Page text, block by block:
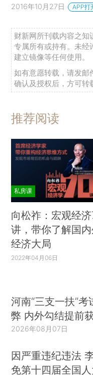
2016年10月27日 APP打
财新网所刊载内容之知
专属所有或持有。未经
建立镜像等任何使用。
如有意愿转载，请发邮
确认及授权后，方可转
推荐阅读
私房课
向松祚：宏观经
讲，带你了解国
经济大局
2022年04月06日
河南“三支一扶”
弊 内外勾结提前
2026年08月07日
因严重违纪违法
免第十四届全国